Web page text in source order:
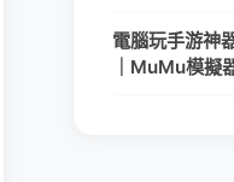
電腦玩手游神
｜MuMu模擬